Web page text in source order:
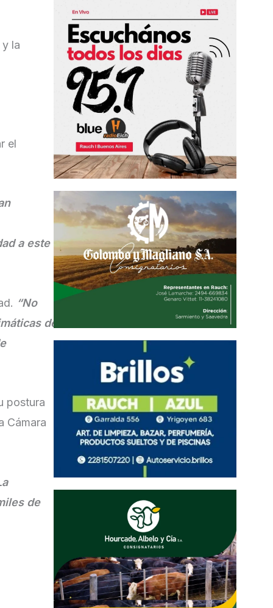
la
el
a este
“No
de
postura
Cámara
de